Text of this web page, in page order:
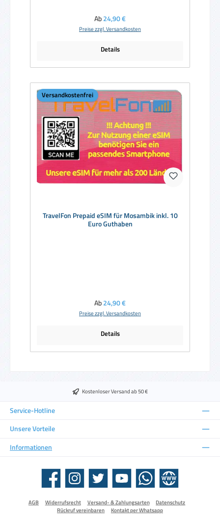
Regulärer Preis:
Ab24,90 €
Preise zzgl. Versandkosten
Details
Versandkostenfrei
TravelFon Prepaid eSIM für Mosambik inkl. 10
Euro Guthaben
Regulärer Preis:
Ab24,90 €
Preise zzgl. Versandkosten
Details
Kostenloser Versand ab 50 €
Service-Hotline
Unsere Vorteile
Informationen
Facebook Instagram Twitter YouTube WhatsApp Website
AGB Widerrufsrecht Versand- & Zahlungsarten
Datenschutz
Rückruf vereinbaren
Kontakt per Whatsapp